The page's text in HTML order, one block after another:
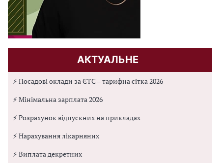
АКТУАЛЬНЕ
⚡ Посадові оклади за ЄТС – тарифна сітка 2026
⚡ Мінімальна зарплата 2026
⚡ Розрахунок відпускних на прикладах
⚡ Нарахування лікарняних
⚡ Виплата декретних